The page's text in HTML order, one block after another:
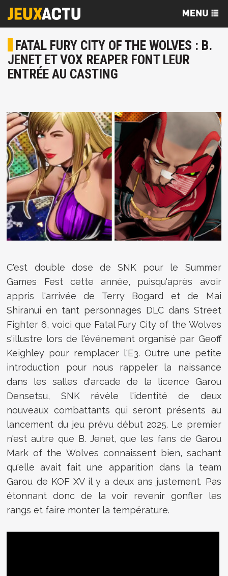
FATAL FURY CITY OF THE WOLVES : B.
JENET ET VOX REAPER FONT LEUR
ENTRÉE AU CASTING
C'est double dose de SNK pour le Summer
Games Fest cette année, puisqu'après avoir
appris l'arrivée de Terry Bogard et de Mai
Shiranui en tant personnages DLC dans Street
Fighter 6, voici que Fatal Fury City of the Wolves
s'illustre lors de l'événement organisé par Geoff
Keighley pour remplacer l'E3. Outre une petite
introduction pour nous rappeler la naissance
dans les salles d'arcade de la licence Garou
Densetsu, SNK révèle l'identité de deux
nouveaux combattants qui seront présents au
lancement du jeu prévu début 2025. Le premier
n'est autre que B. Jenet, que les fans de Garou
Mark of the Wolves connaissent bien, sachant
qu'elle avait fait une apparition dans la team
Garou de KOF XV il y a deux ans justement. Pas
étonnant donc de la voir revenir gonfler les
rangs et faire monter la température.